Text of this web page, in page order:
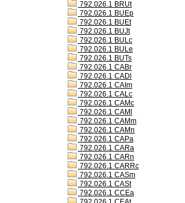
792.026.1 BRUt
792.026.1 BUEp
792.026.1 BUEt
792.026.1 BUJt
792.026.1 BULc
792.026.1 BULe
792.026.1 BUTs
792.026.1 CABr
792.026.1 CADl
792.026.1 CAIm
792.026.1 CALc
792.026.1 CAMc
792.026.1 CAMl
792.026.1 CAMm
792.026.1 CAMn
792.026.1 CAPa
792.026.1 CARa
792.026.1 CARn
792.026.1 CARRc
792.026.1 CASm
792.026.1 CASt
792.026.1 CCEa